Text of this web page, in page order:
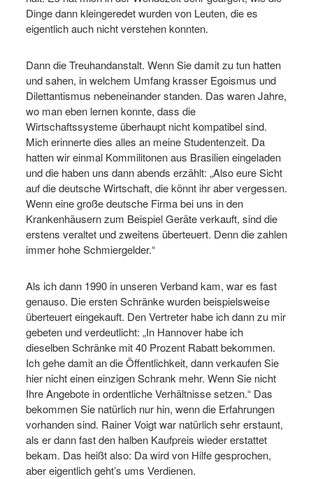
Dinge dann kleingeredet wurden von Leuten, die es
eigentlich auch nicht verstehen konnten.
Dann die Treuhandanstalt. Wenn Sie damit zu tun hatten
und sahen, in welchem Umfang krasser Egoismus und
Dilettantismus nebeneinander standen. Das waren Jahre,
wo man eben lernen konnte, dass die
Wirtschaftssysteme überhaupt nicht kompatibel sind.
Mich erinnerte dies alles an meine Studentenzeit. Da
hatten wir einmal Kommilitonen aus Brasilien eingeladen
und die haben uns dann abends erzählt: „Also eure Sicht
auf die deutsche Wirtschaft, die könnt ihr aber vergessen.
Wenn eine große deutsche Firma bei uns in den
Krankenhäusern zum Beispiel Geräte verkauft, sind die
erstens veraltet und zweitens überteuert. Denn die zahlen
immer hohe Schmiergelder.“
Als ich dann 1990 in unseren Verband kam, war es fast
genauso. Die ersten Schränke wurden beispielsweise
überteuert eingekauft. Den Vertreter habe ich dann zu mir
gebeten und verdeutlicht: „In Hannover habe ich
dieselben Schränke mit 40 Prozent Rabatt bekommen.
Ich gehe damit an die Öffentlichkeit, dann verkaufen Sie
hier nicht einen einzigen Schrank mehr. Wenn Sie nicht
Ihre Angebote in ordentliche Verhältnisse setzen.“ Das
bekommen Sie natürlich nur hin, wenn die Erfahrungen
vorhanden sind. Rainer Voigt war natürlich sehr erstaunt,
als er dann fast den halben Kaufpreis wieder erstattet
bekam. Das heißt also: Da wird von Hilfe gesprochen,
aber eigentlich geht’s ums Verdienen.